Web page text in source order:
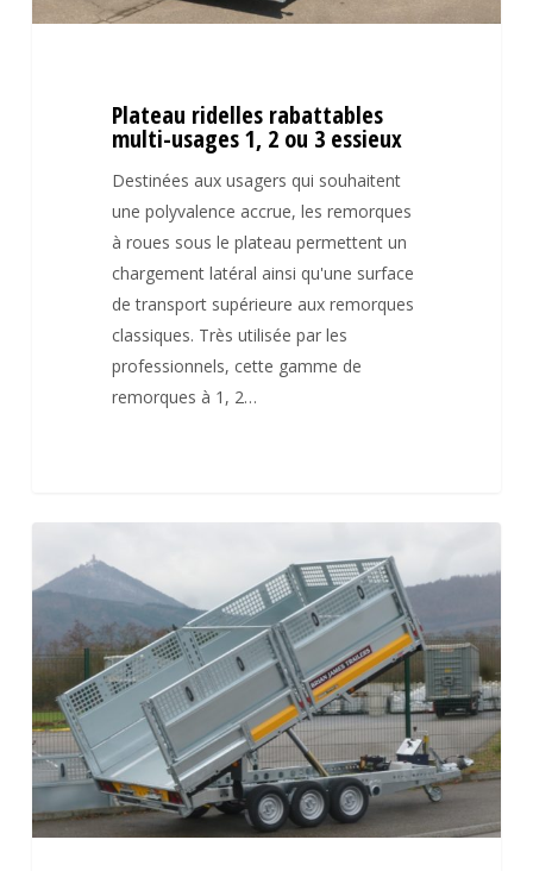
Plateau ridelles rabattables
multi-usages 1, 2 ou 3 essieux
Destinées aux usagers qui souhaitent
une polyvalence accrue, les remorques
à roues sous le plateau permettent un
chargement latéral ainsi qu'une surface
de transport supérieure aux remorques
classiques. Très utilisée par les
professionnels, cette gamme de
remorques à 1, 2…
2
3
essieux